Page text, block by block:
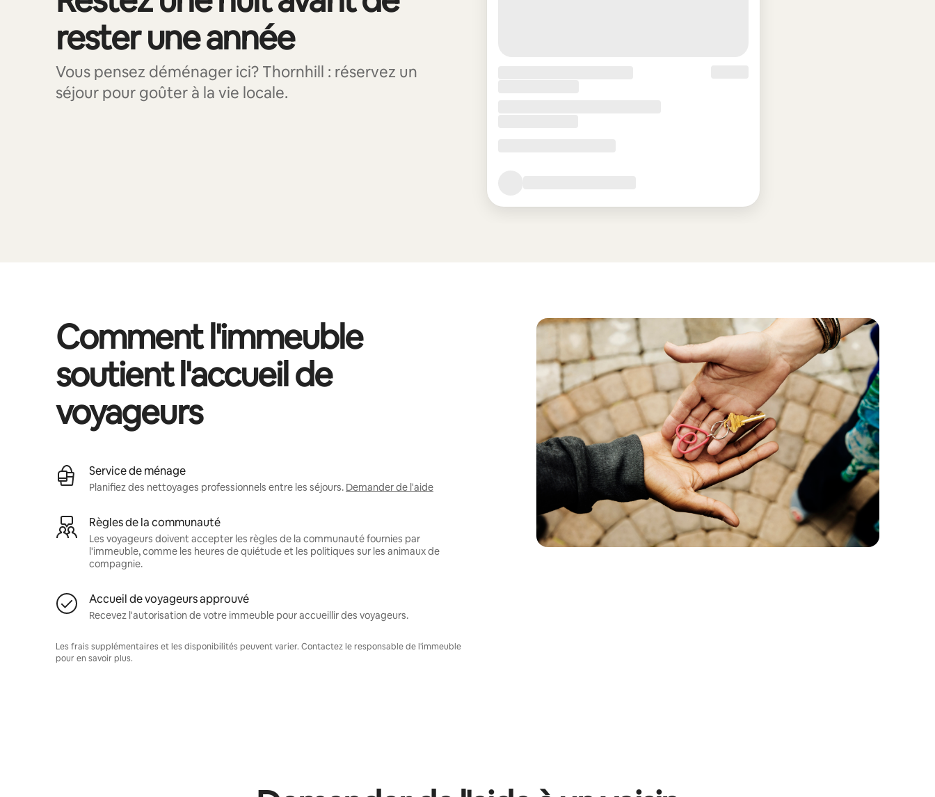
rester une année
Vous pensez déménager ici? Thornhill : réservez un
séjour pour goûter à la vie locale.
Comment l'immeuble
soutient l'accueil de
voyageurs
Service de ménage
Planifiez des nettoyages professionnels entre les séjours. Demander de l'aide
Règles de la communauté
Les voyageurs doivent accepter les règles de la communauté fournies par
l'immeuble, comme les heures de quiétude et les politiques sur les animaux de
compagnie.
Accueil de voyageurs approuvé
Recevez l'autorisation de votre immeuble pour accueillir des voyageurs.
Les frais supplémentaires et les disponibilités peuvent varier. Contactez le responsable de l'immeuble
pour en savoir plus.